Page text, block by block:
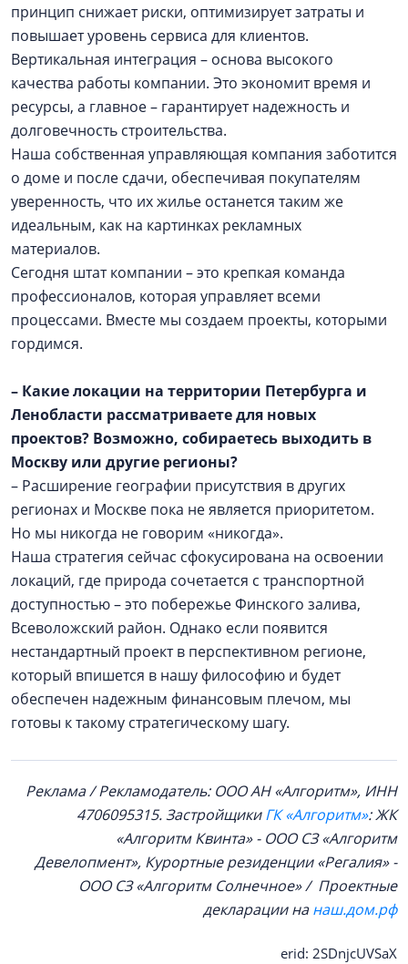
принцип снижает риски, оптимизирует затраты и
повышает уровень сервиса для клиентов.
Вертикальная интеграция – основа высокого
качества работы компании. Это экономит время и
ресурсы, а главное – гарантирует надежность и
долговечность строительства.
Наша собственная управляющая компания заботится
о доме и после сдачи, обеспечивая покупателям
уверенность, что их жилье останется таким же
идеальным, как на картинках рекламных
материалов.
Сегодня штат компании – это крепкая команда
профессионалов, которая управляет всеми
процессами. Вместе мы создаем проекты, которыми
гордимся.
– Какие локации на территории Петербурга и
Ленобласти рассматриваете для новых
проектов? Возможно, собираетесь выходить в
Москву или другие регионы?
– Расширение географии присутствия в других
регионах и Москве пока не является приоритетом.
Но мы никогда не говорим «никогда».
Наша стратегия сейчас сфокусирована на освоении
локаций, где природа сочетается с транспортной
доступностью – это побережье Финского залива,
Всеволожский район. Однако если появится
нестандартный проект в перспективном регионе,
который впишется в нашу философию и будет
обеспечен надежным финансовым плечом, мы
готовы к такому стратегическому шагу.
Реклама / Рекламодатель: ООО АН «Алгоритм», ИНН
4706095315. ЗастройщикиГК «Алгоритм»: ЖК
«Алгоритм Квинта» - ООО СЗ «Алгоритм
Девелопмент», Курортные резиденции «Регалия» -
ООО СЗ «Алгоритм Солнечное» / Проектные
декларации нанаш.дом.рф
erid: 2SDnjcUVSaX